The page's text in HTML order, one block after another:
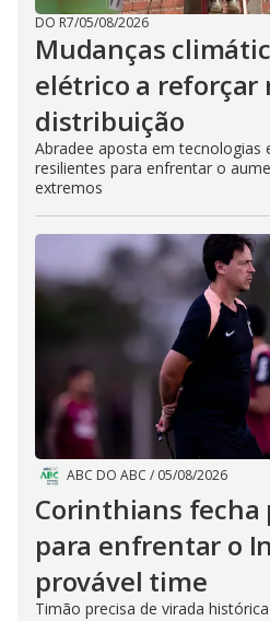
DO R7/05/08/2026
Mudanças
elétrico a reforçar
distribuição
Abradee aposta em tecnologias
resilientes para enfrentar o
extremos
ABC DO ABC / 05/08/2026
Corinthians fecha
para enfrentar o
provável time
Timão precisa de virada